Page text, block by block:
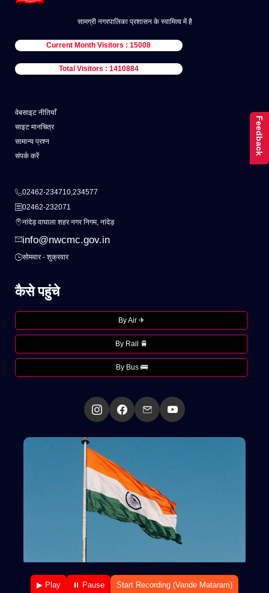
सामग्री नगरपालिका प्रशासन के स्वामित्व में है
Current Month Visitors : 15008
Total Visitors : 1410884
वेबसाइट नीतियाँ
साइट मानचित्र
सामान्य प्रश्न
संपर्क करें
02462-234710,234577
02462-232071
नांदेड़ वाघाला शहर नगर निगम, नांदेड़
info@nwcmc.gov.in
सोमवार - शुक्रवार
कैसे पहुंचे
By Air ✈
By Rail 🚆
By Bus 🚌
▶ Play ⏸ Pause Start Recording (Vande Mataram)
Feedback